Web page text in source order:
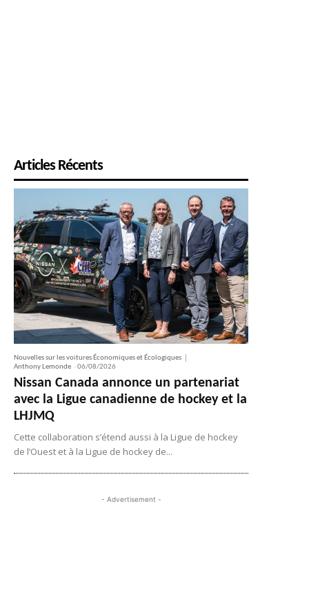
Articles Récents
Nouvelles sur les voitures Économiques et Écologiques
Anthony Lemonde -06/08/2026
Nissan Canada annonce un partenariat
avec la Ligue canadienne de hockey et la
LHJMQ
Cette collaboration s’étend aussi à la Ligue de hockey
de l’Ouest et à la Ligue de hockey de...
- Advertisement -